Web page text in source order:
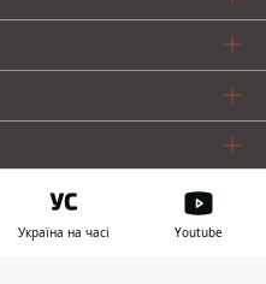
Україна на часі Youtube